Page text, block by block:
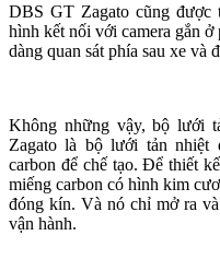
DBS GT Zagato cũng được
hình kết nối với camera gắn
dàng quan sát phía sau xe và
Không những vậy, bộ lưới
Zagato là bộ lưới tản nhiệt
carbon để chế tạo. Để thiết
miếng carbon có hình kim
đóng kín. Và nó chỉ mở ra
vận hành.